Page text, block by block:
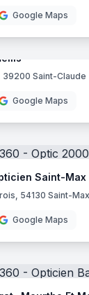
Google Maps
39200 Saint-Claude
Google Maps
Saint-Max
54130 Saint-Max
Google Maps